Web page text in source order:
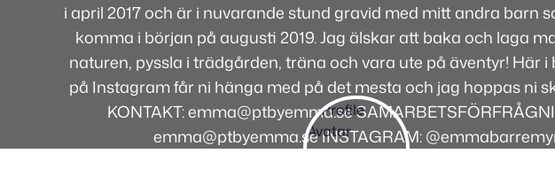
i april 2017 och är i nuvarande stund gravid med mitt andra barn
komma i början på augusti 2019. Jag älskar att baka och laga
naturen, pyssla i trädgården, träna och vara ute på äventyr! Här i
på Instagram får ni hänga med på det mesta och jag hoppas ni
KONTAKT: emma@ptbyemma.se
emma@ptbyemma.se INSTAGRAM: